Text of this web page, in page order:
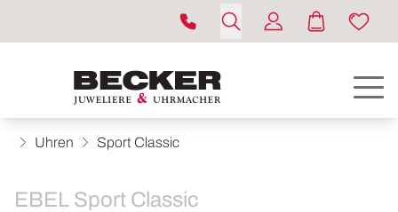
Uhren Sport Classic
EBEL Sport Classic